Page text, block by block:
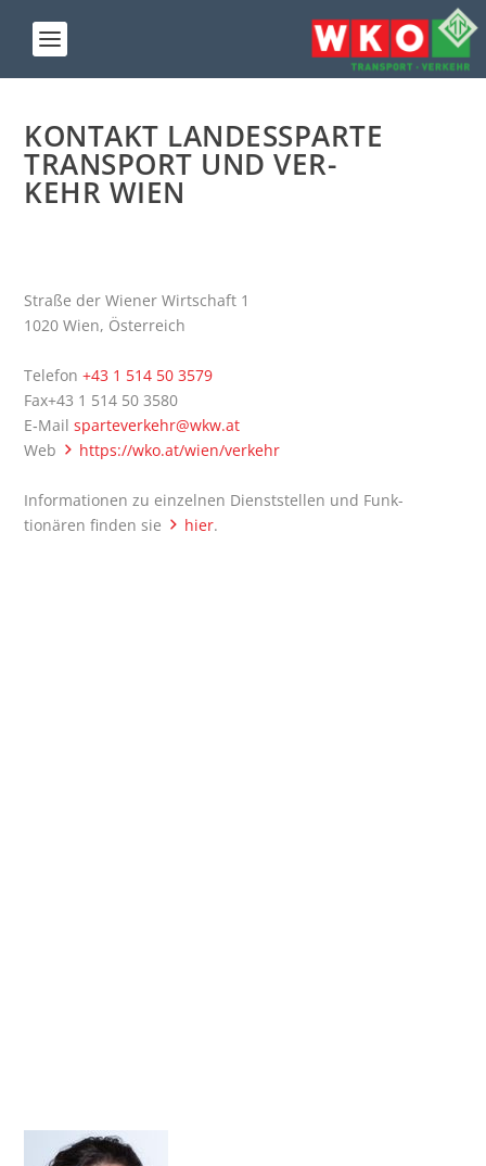
KON­TAKT LAN­DES­SPAR­TE
TRANS­PORT UND VER­
KEHR WIEN
Stra­ße der Wie­ner Wirt­schaft 1
1020 Wien, Österreich
Tele­fon+43 1 514 50 3579
Fax+43 1 514 50 3580
E‑Mailsparteverkehr@wkw.at
Web
https://wko.at/wien/verkehr
Infor­ma­tio­nen zu ein­zel­nen Dienst­stel­len und Funk­
tio­nä­ren fin­den sie
hier.